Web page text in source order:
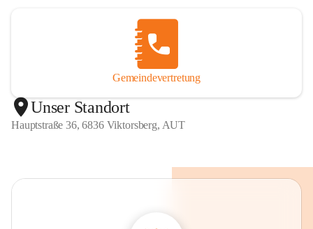
Gemeindevertretung
Unser Standort
Hauptstraße 36, 6836 Viktorsberg, AUT